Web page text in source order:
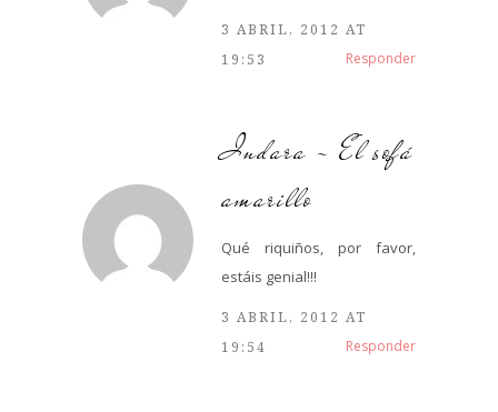
3 ABRIL, 2012 AT
19:53
Responder
Indara - El sofá
amarillo
Qué riquiños, por favor,
estáis genial!!!
3 ABRIL, 2012 AT
19:54
Responder